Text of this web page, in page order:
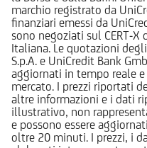
marchio registrato da
finanziari emessi da
sono negoziati sul CERT-X
Italiana. Le quotazioni
S.p.A. e UniCredit Bank
aggiornati in tempo reale
mercato. I prezzi riportati
altre informazioni e i dati
illustrativo, non
e possono essere
oltre 20 minuti. I prezzi, i